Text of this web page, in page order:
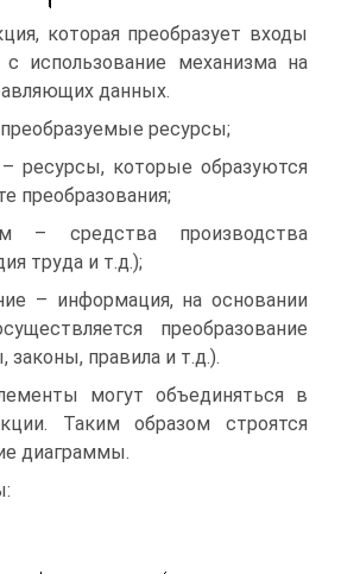
которая преобразует входы
использование механизма на
данных.
ресурсы;
ресурсы, которые образуются
преобразования;
– средства производства
труда и т.д.);
– информация, на основании
преобразование
законы, правила и т.д.).
могут объединяться в
Таким образом строятся
диаграммы.